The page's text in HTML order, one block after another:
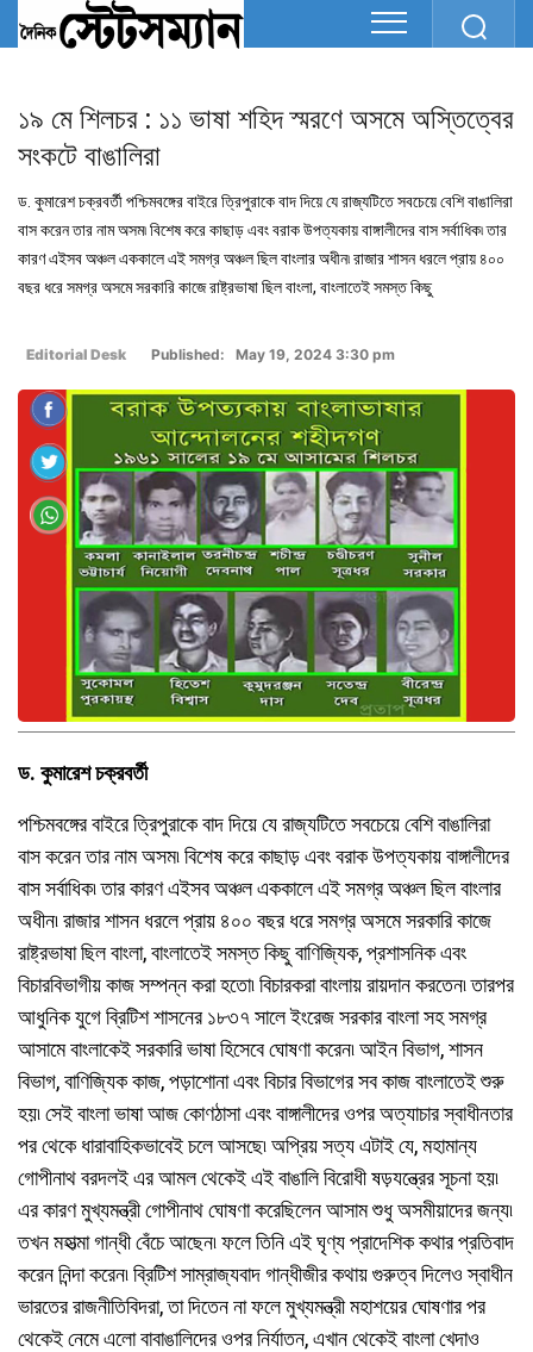
১৯ মে শিলচর : ১১ ভাষা শহিদ স্মরণে অসমে অস্তিত্বের
সংকটে বাঙালিরা
ড. কুমারেশ চক্রবর্তী পশ্চিমবঙ্গের বাইরে ত্রিপুরাকে বাদ দিয়ে যে রাজ্যটিতে সবচেয়ে বেশি বাঙালিরা
বাস করেন তার নাম অসম৷ বিশেষ করে কাছাড় এবং বরাক উপত্যকায় বাঙ্গালীদের বাস সর্বাধিক৷ তার
কারণ এইসব অঞ্চল এককালে এই সমগ্র অঞ্চল ছিল বাংলার অধীন৷ রাজার শাসন ধরলে প্রায় ৪০০
বছর ধরে সমগ্র অসমে সরকারি কাজে রাষ্ট্রভাষা ছিল বাংলা, বাংলাতেই সমস্ত কিছু
Editorial Desk Published: May 19, 2024 3:30 pm
ড. কুমারেশ চক্রবর্তী
পশ্চিমবঙ্গের বাইরে ত্রিপুরাকে বাদ দিয়ে যে রাজ্যটিতে সবচেয়ে বেশি বাঙালিরা
বাস করেন তার নাম অসম৷ বিশেষ করে কাছাড় এবং বরাক উপত্যকায় বাঙ্গালীদের
বাস সর্বাধিক৷ তার কারণ এইসব অঞ্চল এককালে এই সমগ্র অঞ্চল ছিল বাংলার
অধীন৷ রাজার শাসন ধরলে প্রায় ৪০০ বছর ধরে সমগ্র অসমে সরকারি কাজে
রাষ্ট্রভাষা ছিল বাংলা, বাংলাতেই সমস্ত কিছু বাণিজ্যিক, প্রশাসনিক এবং
বিচারবিভাগীয় কাজ সম্পন্ন করা হতো৷ বিচারকরা বাংলায় রায়দান করতেন৷ তারপর
আধুনিক যুগে ব্রিটিশ শাসনের ১৮৩৭ সালে ইংরেজ সরকার বাংলা সহ সমগ্র
আসামে বাংলাকেই সরকারি ভাষা হিসেবে ঘোষণা করেন৷ আইন বিভাগ, শাসন
বিভাগ, বাণিজ্যিক কাজ, পড়াশোনা এবং বিচার বিভাগের সব কাজ বাংলাতেই শুরু
হয়৷ সেই বাংলা ভাষা আজ কোণঠাসা এবং বাঙ্গালীদের ওপর অত্যাচার স্বাধীনতার
পর থেকে ধারাবাহিকভাবেই চলে আসছে৷ অপ্রিয় সত্য এটাই যে, মহামান্য
গোপীনাথ বরদলই এর আমল থেকেই এই বাঙালি বিরোধী ষড়যন্ত্রের সূচনা হয়৷
এর কারণ মুখ্যমন্ত্রী গোপীনাথ ঘোষণা করেছিলেন আসাম শুধু অসমীয়াদের জন্য৷
তখন মহাত্মা গান্ধী বেঁচে আছেন৷ ফলে তিনি এই ঘৃণ্য প্রাদেশিক কথার প্রতিবাদ
করেন নিন্দা করেন৷ ব্রিটিশ সাম্রাজ্যবাদ গান্ধীজীর কথায় গুরুত্ব দিলেও স্বাধীন
ভারতের রাজনীতিবিদরা, তা দিতেন না ফলে মুখ্যমন্ত্রী মহাশয়ের ঘোষণার পর
থেকেই নেমে এলো বাবাঙালিদের ওপর নির্যাতন, এখান থেকেই বাংলা খেদাও